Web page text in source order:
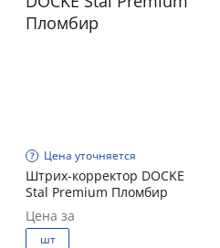
Цена уточняется
Штрих-корректор DOCKE
Stal Premium Пломбир
Цена за
шт